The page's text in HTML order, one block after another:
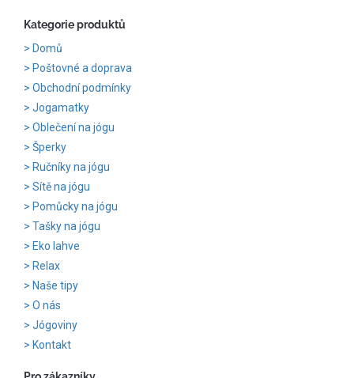
Kategorie produktů
Domů
Poštovné a doprava
Obchodní podmínky
Jogamatky
Oblečení na jógu
Šperky
Ručníky na jógu
Sítě na jógu
Pomůcky na jógu
Tašky na jógu
Eko lahve
Relax
Naše tipy
O nás
Jógoviny
Kontakt